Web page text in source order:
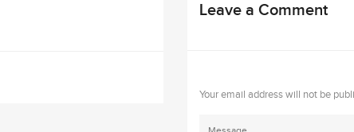
Leave a Comment
Your email address will not be